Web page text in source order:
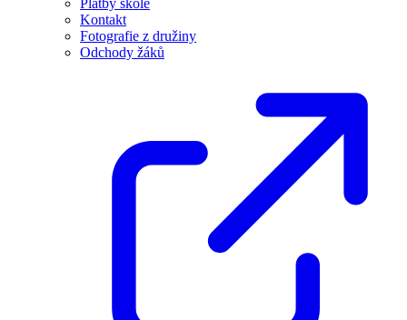
Kontakt
Fotografie z družiny
Odchody žáků